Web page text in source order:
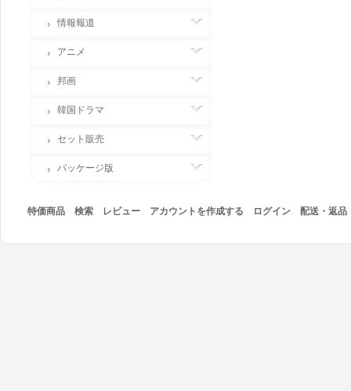
情報報道
アニメ
邦画
韓国ドラマ
セット販売
パッケージ版
特価商品 検索 レビュー アカウントを作成する ログイン 配送・返品